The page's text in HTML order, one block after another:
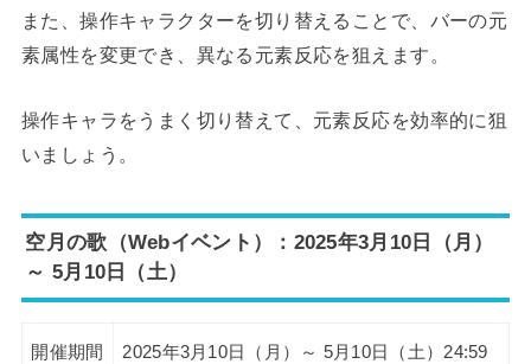
また、操作キャラクターを切り替えることで、バーの元
素属性を変更でき、異なる元素反応を狙えます。
操作キャラをうまく切り替えて、元素反応を効率的に狙
いましょう。
空月の歌（Webイベント）：2025年3月10日（月）
～ 5月10日（土）
開催期間 2025年3月10日（月）～ 5月10日（土）24:59